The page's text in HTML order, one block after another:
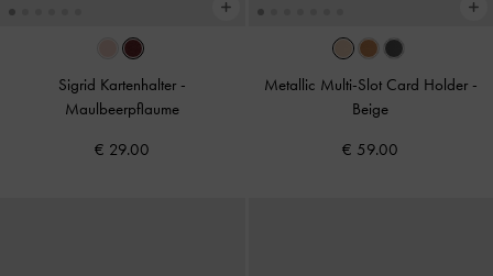
Sigrid Kartenhalter -
Maulbeerpflaume
€ 29.00
Metallic Multi-Slot Card Holder -
Beige
€ 59.00